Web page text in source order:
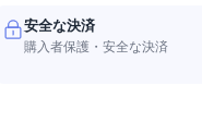
安全な決済
購入者保護・安全な決済